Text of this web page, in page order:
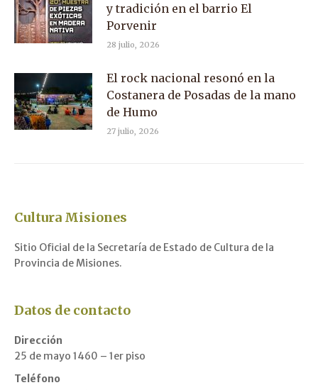
y tradición en el barrio El
Porvenir
28 julio, 2026
El rock nacional resonó en la
Costanera de Posadas de la mano
de Humo
27 julio, 2026
Cultura Misiones
Sitio Oficial de la Secretaría de Estado de Cultura de la
Provincia de Misiones.
Datos de contacto
Dirección
25 de mayo 1460 – 1er piso
Teléfono